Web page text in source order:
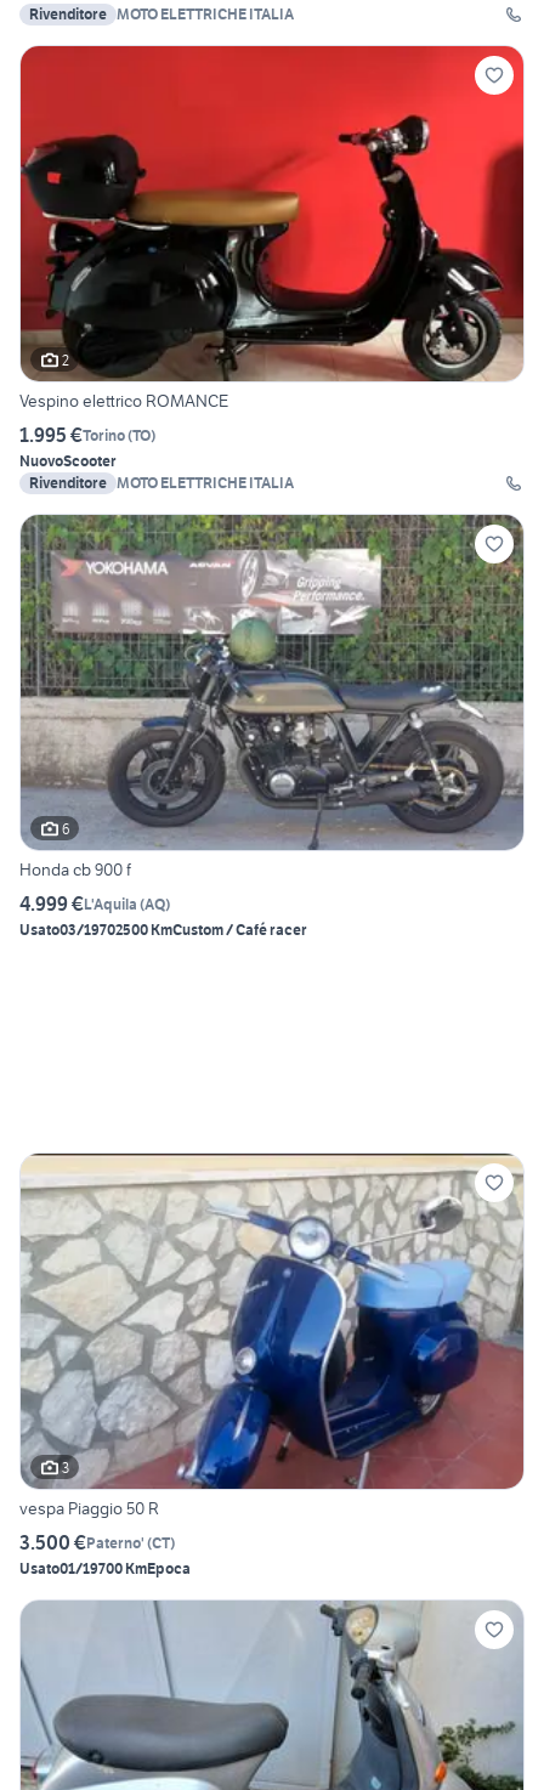
Rivenditore MOTO ELETTRICHE ITALIA
2
Vespino elettrico ROMANCE
1.995 €Torino(TO)
NuovoScooter
Rivenditore MOTO ELETTRICHE ITALIA
6
Honda cb 900 f
4.999 €L'Aquila (AQ)
Usato03/19702500 KmCustom / Café racer
3
vespa Piaggio 50 R
3.500 €Paterno' (CT)
Usato01/19700 KmEpoca